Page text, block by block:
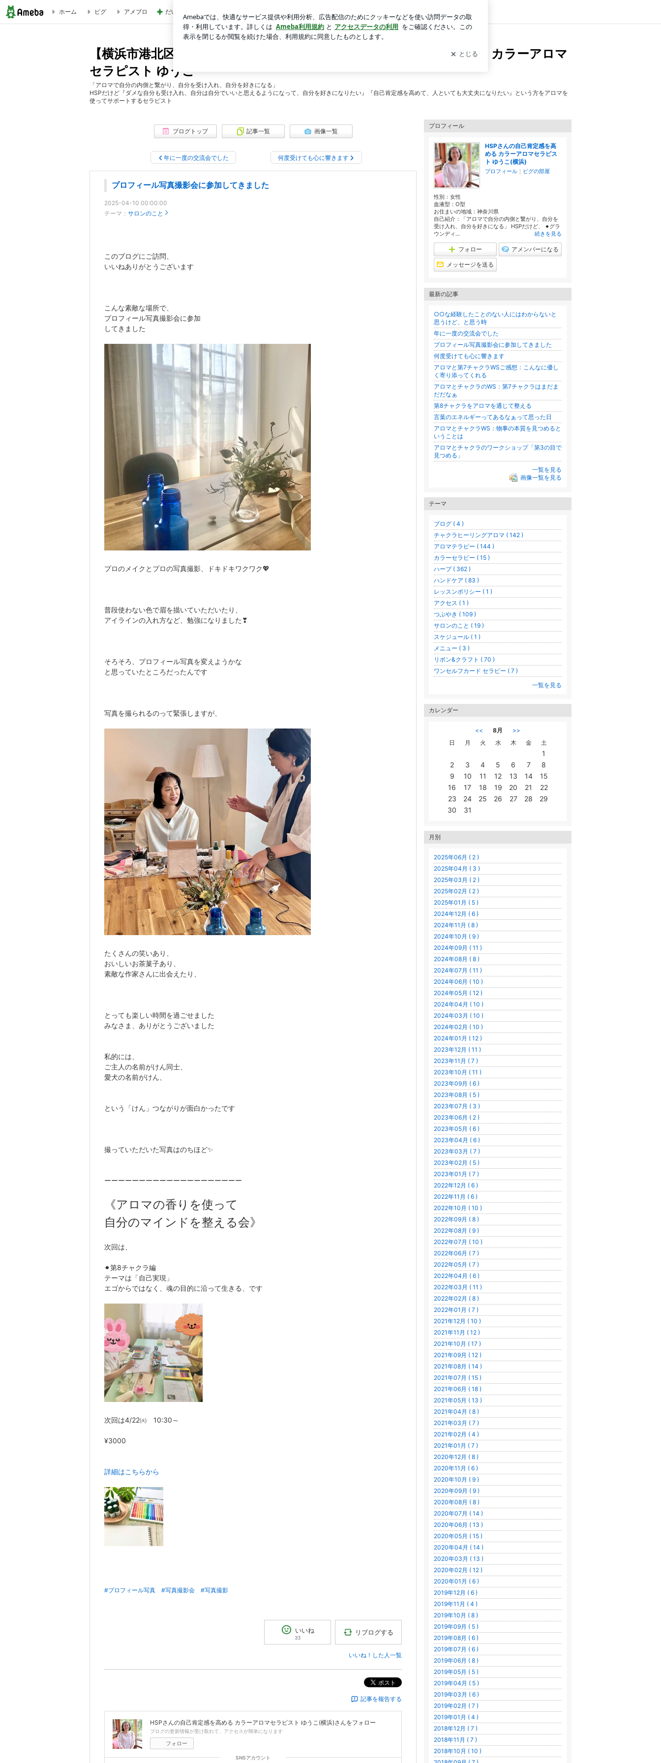
プロフィール写真撮影会に参加してきました | 【横浜市港北区|日吉|綱島|高田】繊細なHSPさんの自己肯定感を高める カラーアロマセラピスト ゆうこ
ホーム ピグ アメブロ だいた 息子の布団はハーフケット ログイン
【横浜市港北区|日吉|綱島|高田】繊細なHSPさんの自己肯定感を高める カラーアロマ
セラピスト ゆうこ
「アロマで自分の内側と繋がり、自分を受け入れ、自分を好きになる」
HSPだけど『ダメな自分も受け入れ、自分は自分でいいと思えるようになって、自分を好きになりたい』『自己肯定感を高めて、人といても大丈夫になりたい』という方をアロマを
使ってサポートするセラピスト
ブログトップ 記事一覧 画像一覧
年に一度の交流会でした 何度受けても心に響きます
プロフィール写真撮影会に参加してきました
2025-04-10 00:00:00
テーマ： サロンのこと
このブログにご訪問、
いいねありがとうございます
こんな素敵な場所で、
プロフィール写真撮影会に参加
してきました
プロのメイクとプロの写真撮影、ドキドキワクワク💖
普段使わない色で眉を描いていただいたり、
アイラインの入れ方など、勉強になりました❣
そろそろ、プロフィール写真を変えようかな
と思っていたところだったんです
写真を撮られるのって緊張しますが、
たくさんの笑いあり、
おいしいお茶菓子あり、
素敵な作家さんに出会えたり、
とっても楽しい時間を過ごせました
みなさま、ありがとうございました
私的には、
ご主人の名前がけん同士、
愛犬の名前がけん、
という「けん」つながりが面白かったです
撮っていただいた写真はのちほど✨
ーーーーーーーーーーーーーーーーーーーー
《アロマの香りを使って
自分のマインドを整える会》
次回は、
⚫︎第8チャクラ編
テーマは「自己実現」
エゴからではなく、魂の目的に沿って生きる、です
次回は4/22㈫ 10:30～
¥3000
詳細はこちらから
#プロフィール写真 #写真撮影会 #写真撮影
いいね
33
リブログする
いいね！した人一覧
ポスト
記事を報告する
HSPさんの自己肯定感を高める カラーアロマセラピスト ゆうこ(横浜)さんをフォロー
ブログの更新情報が受け取れて、アクセスが簡単になります
フォロー
SNSアカウント
プロフィール
HSPさんの自己肯定感を高
める カラーアロマセラピス
ト ゆうこ(横浜)
プロフィール ｜ ピグの部屋
性別： 女性
血液型： O型
お住まいの地域： 神奈川県
自己紹介：「アロマで自分の内側と繋がり、自分を
受け入れ、自分を好きになる」 HSPだけど、 ⚫︎グラ
ウンディ...
続きを見る
フォロー アメンバーになる
メッセージを送る
最新の記事
○○な経験したことのない人にはわからないと
思うけど、と思う時
年に一度の交流会でした
プロフィール写真撮影会に参加してきました
何度受けても心に響きます
アロマと第7チャクラWSご感想：こんなに優し
く寄り添ってくれる
アロマとチャクラのWS：第7チャクラはまだま
だだなぁ
第8チャクラをアロマを通じて整える
言葉のエネルギーってあるなぁって思った日
アロマとチャクラWS：物事の本質を見つめると
いうことは
アロマとチャクラのワークショップ「第3の目で
見つめる」
一覧を見る
画像一覧を見る
テーマ
ブログ ( 4 )
チャクラヒーリングアロマ ( 142 )
アロマテラピー ( 144 )
カラーセラピー ( 15 )
ハーブ ( 362 )
ハンドケア ( 83 )
レッスンポリシー ( 1 )
アクセス ( 1 )
つぶやき ( 109 )
サロンのこと ( 19 )
スケジュール ( 1 )
メニュー ( 3 )
リボン&クラフト ( 70 )
ワンセルフカード セラピー ( 7 )
一覧を見る
カレンダー
<< 8月
>>
日
月 火 水 木 金 土
1
2
3 4 5 6 7
8
9
10 11 12 13 14
15
16
17 18 19 20 21
22
23
24 25 26 27 28
29
30
31
月別
2025年06月 ( 2 )
2025年04月 ( 3 )
2025年03月 ( 2 )
2025年02月 ( 2 )
2025年01月 ( 5 )
2024年12月 ( 6 )
2024年11月 ( 8 )
2024年10月 ( 9 )
2024年09月 ( 11 )
2024年08月 ( 8 )
2024年07月 ( 11 )
2024年06月 ( 10 )
2024年05月 ( 12 )
2024年04月 ( 10 )
2024年03月 ( 10 )
2024年02月 ( 10 )
2024年01月 ( 12 )
2023年12月 ( 11 )
2023年11月 ( 7 )
2023年10月 ( 11 )
2023年09月 ( 6 )
2023年08月 ( 5 )
2023年07月 ( 3 )
2023年06月 ( 2 )
2023年05月 ( 6 )
2023年04月 ( 6 )
2023年03月 ( 7 )
2023年02月 ( 5 )
2023年01月 ( 7 )
2022年12月 ( 6 )
2022年11月 ( 6 )
2022年10月 ( 10 )
2022年09月 ( 8 )
2022年08月 ( 9 )
2022年07月 ( 10 )
2022年06月 ( 7 )
2022年05月 ( 7 )
2022年04月 ( 6 )
2022年03月 ( 11 )
2022年02月 ( 8 )
2022年01月 ( 7 )
2021年12月 ( 10 )
2021年11月 ( 12 )
2021年10月 ( 17 )
2021年09月 ( 12 )
2021年08月 ( 14 )
2021年07月 ( 15 )
2021年06月 ( 18 )
2021年05月 ( 13 )
2021年04月 ( 8 )
2021年03月 ( 7 )
2021年02月 ( 4 )
2021年01月 ( 7 )
2020年12月 ( 8 )
2020年11月 ( 6 )
2020年10月 ( 9 )
2020年09月 ( 9 )
2020年08月 ( 8 )
2020年07月 ( 14 )
2020年06月 ( 13 )
2020年05月 ( 15 )
2020年04月 ( 14 )
2020年03月 ( 13 )
2020年02月 ( 12 )
2020年01月 ( 6 )
2019年12月 ( 6 )
2019年11月 ( 4 )
2019年10月 ( 8 )
2019年09月 ( 5 )
2019年08月 ( 6 )
2019年07月 ( 6 )
2019年06月 ( 8 )
2019年05月 ( 5 )
2019年04月 ( 5 )
2019年03月 ( 6 )
2019年02月 ( 7 )
2019年01月 ( 4 )
2018年12月 ( 7 )
2018年11月 ( 7 )
2018年10月 ( 10 )